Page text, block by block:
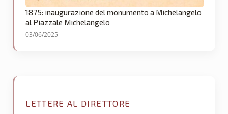
1875: inaugurazione del monumento a Michelangelo
al Piazzale Michelangelo
03/06/2025
LETTERE AL DIRETTORE